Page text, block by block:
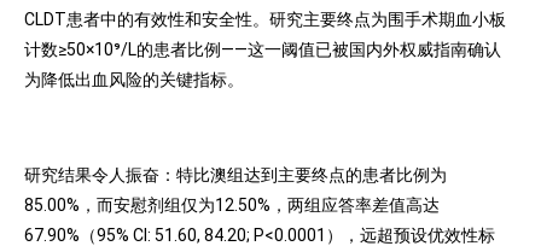
CLDT患者中的有效性和安全性。研究主要终点为围手术期血小板
计数≥50×10⁹/L的患者比例——这一阈值已被国内外权威指南确认
为降低出血风险的关键指标。
研究结果令人振奋：特比澳组达到主要终点的患者比例为
85.00%，而安慰剂组仅为12.50%，两组应答率差值高达
67.90%（95% CI: 51.60, 84.20; P<0.0001），远超预设优效性标